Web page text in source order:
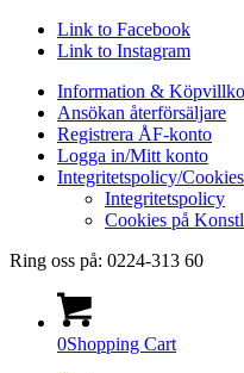
Link to Facebook
Link to Instagram
Information &
Ansökan återförsäljare
Registrera ÅF-konto
Logga in/Mitt konto
Integritetspolicy/Cookies
Integritetspolicy
Cookies på
Ring oss på: 0224-313 60
0Shopping Cart